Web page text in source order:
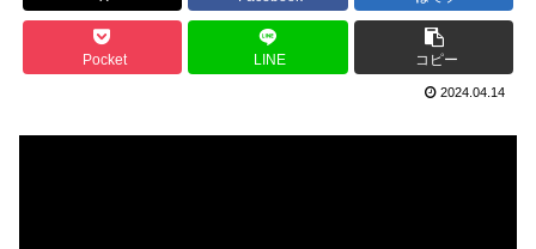
Pocket LINE コピー
2024.04.14